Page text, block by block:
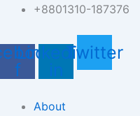
Skip
content
+8801310-187376
f
Linkedin-
in
Twitter
About